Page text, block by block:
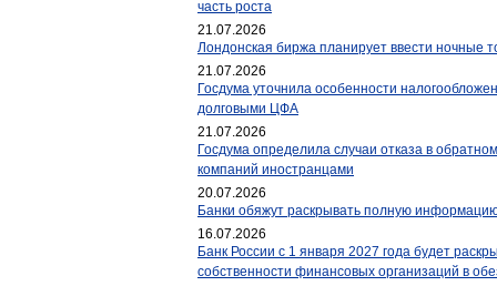
часть роста
21.07.2026
Лондонская биржа планирует ввести ночные
21.07.2026
Госдума уточнила особенности
долговыми ЦФА
21.07.2026
Госдума определила случаи отказа в
компаний иностранцами
20.07.2026
Банки обяжут раскрывать полную информацию
16.07.2026
Банк России с 1 января 2027 года будет
собственности финансовых организаций в